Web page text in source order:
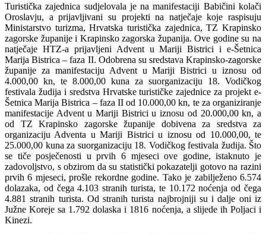
Turistička zajednica sudjelovala je na manifestaciji Babičini kolači
Oroslavju, a prijavljivani su projekti na natječaje koje raspisuju
Ministarstvo turizma, Hrvatska turistička zajednica, TZ Krapinsko
zagorske županije i Krapinsko zagorska županija. Ove godine su na
natječaje HTZ-a prijavljeni Advent u Mariji Bistrici i e-Šetnica
Marija Bistrica – faza II. Odobrena su sredstava Krapinsko-zagorske
županije za manifestaciju Advent u Mariji Bistrici u iznosu od
4.000,00 kn, te 8.000,00 kuna za suorganizaciju 18. Vodičkog
festivala žudija i sredstva Hrvatske turističke zajednice za projekt e-
Šetnica Marija Bistrica – faza II od 10.000,00 kn, te za organiziranje
manifestacije Advent u Mariji Bistrici u iznosu od 20.000,00 kn, a
od TZ Krapinsko zagorske županije dobivena za sredstva za
organizaciju Adventa u Mariji Bistrici u iznosu od 10.000,00, te
25.000,00 kuna za suorganizaciju 18. Vodičkog festivala žudija. Što
se tiče posječenosti u prvih 6 mjeseci ove godine, istaknuto je
zadovoljstvo, s obzirom da su statistički pokazatelji gotovo na razini
prvih 6 mjeseci, prošle rekordne godine. Tako je zabilježeno 6.574
dolazaka, od čega 4.103 stranih turista, te 10.172 noćenja od čega
4.881 stranih turista. Od stranih turista najbrojniji su i dalje oni iz
Južne Koreje sa 1.792 dolaska i 1816 noćenja, a slijede ih Poljaci i
Kinezi.